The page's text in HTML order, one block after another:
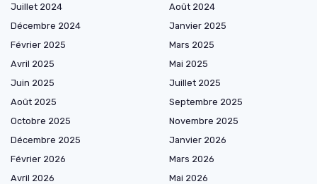
Juillet 2024
Août 2024
Décembre 2024
Janvier 2025
Février 2025
Mars 2025
Avril 2025
Mai 2025
Juin 2025
Juillet 2025
Août 2025
Septembre 2025
Octobre 2025
Novembre 2025
Décembre 2025
Janvier 2026
Février 2026
Mars 2026
Avril 2026
Mai 2026